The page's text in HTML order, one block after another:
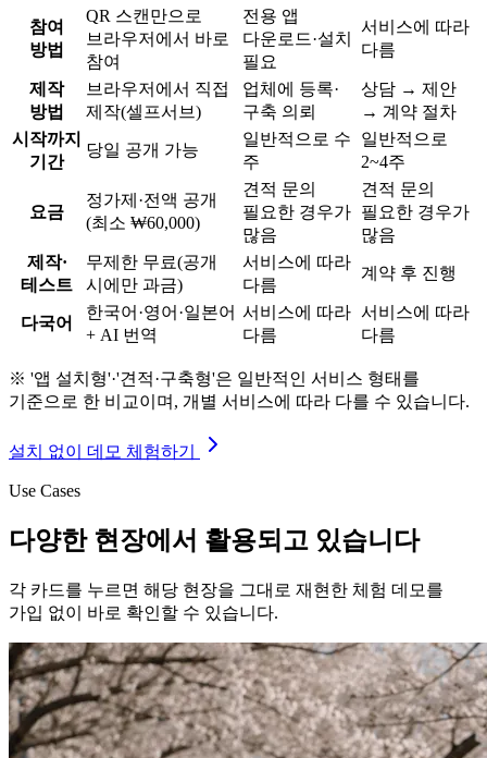
참여
방법
QR 스캔만으로
브라우저에서 바로
참여
전용 앱
다운로드·설치
필요
서비스에 따라
다름
제작
방법
브라우저에서 직접
제작(셀프서브)
업체에 등록·
구축 의뢰
상담 → 제안
→ 계약 절차
시작까지
기간
당일 공개 가능
일반적으로 수
주
일반적으로
2~4주
요금
정가제·전액 공개
(최소 ₩60,000)
견적 문의
필요한 경우가
많음
견적 문의
필요한 경우가
많음
제작·
테스트
무제한 무료(공개
시에만 과금)
서비스에 따라
다름
계약 후 진행
다국어
한국어·영어·일본어
+ AI 번역
서비스에 따라
다름
서비스에 따라
다름
※ '앱 설치형'·'견적·구축형'은 일반적인 서비스 형태를
기준으로 한 비교이며, 개별 서비스에 따라 다를 수 있습니다.
설치 없이 데모 체험하기
Use Cases
다양한 현장에서 활용되고 있습니다
각 카드를 누르면 해당 현장을 그대로 재현한 체험 데모를
가입 없이 바로 확인할 수 있습니다.